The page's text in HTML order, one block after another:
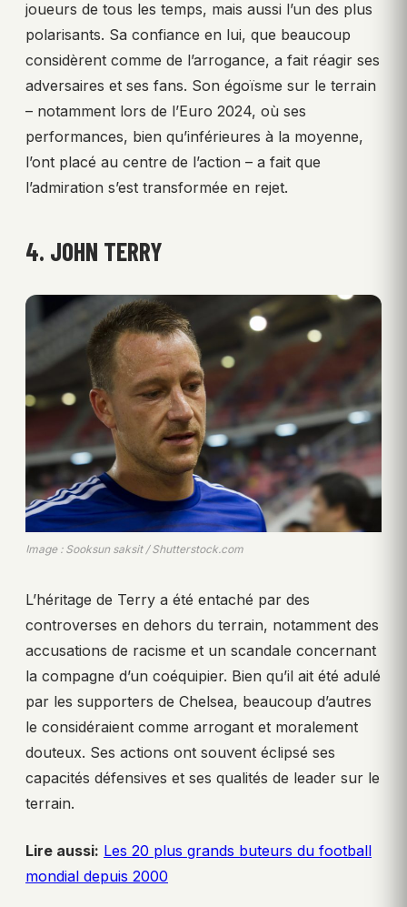
joueurs de tous les temps, mais aussi l’un des plus
polarisants. Sa confiance en lui, que beaucoup
considèrent comme de l’arrogance, a fait réagir ses
adversaires et ses fans. Son égoïsme sur le terrain
– notamment lors de l’Euro 2024, où ses
performances, bien qu’inférieures à la moyenne,
l’ont placé au centre de l’action – a fait que
l’admiration s’est transformée en rejet.
4. JOHN TERRY
Image : Sooksun saksit / Shutterstock.com
L’héritage de Terry a été entaché par des
controverses en dehors du terrain, notamment des
accusations de racisme et un scandale concernant
la compagne d’un coéquipier. Bien qu’il ait été adulé
par les supporters de Chelsea, beaucoup d’autres
le considéraient comme arrogant et moralement
douteux. Ses actions ont souvent éclipsé ses
capacités défensives et ses qualités de leader sur le
terrain.
Lire aussi: Les 20 plus grands buteurs du football
mondial depuis 2000